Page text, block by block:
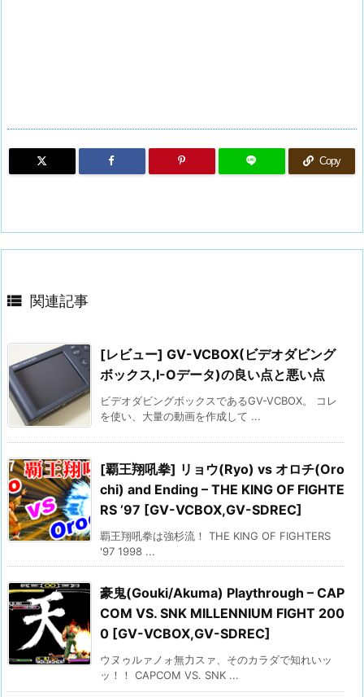
Copy
 関連記事
[レビュー] GV-VCBOX(ビデオダビング
ボックス,I-Oデータ)の良い点と悪い点
ビデオダビングボックスであるGV-VCBOX。 コレ
を使い、大量の動画を作成して ...
[覇王翔吼拳] リョウ(Ryo) vs オロチ(Oro
chi) and Ending – THE KING OF FIGHTE
RS ’97 [GV-VCBOX,GV-SDREC]
覇王翔吼拳は強杉流！ THE KING OF FIGHTERS
'97 1998 ...
豪鬼(Gouki/Akuma) Playthrough – CAP
COM VS. SNK MILLENNIUM FIGHT 200
0 [GV-VCBOX,GV-SDREC]
ウヌゥルァノォ無力スァ、そのカラダで知れいッ
ッ！！ CAPCOM VS. SNK ...